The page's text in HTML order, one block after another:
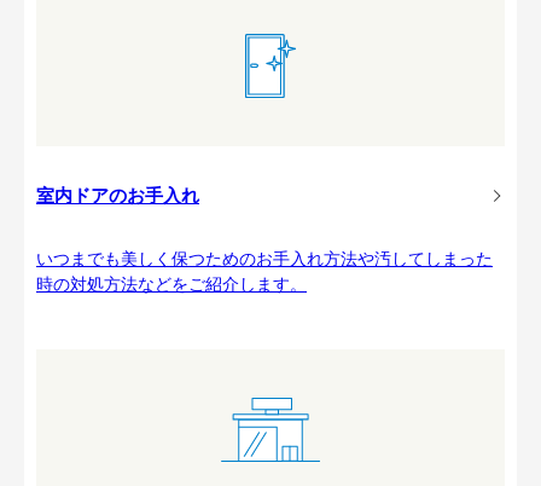
室内ドアのお手入れ
いつまでも美しく保つためのお手入れ方法や汚してしまった
時の対処方法などをご紹介します。